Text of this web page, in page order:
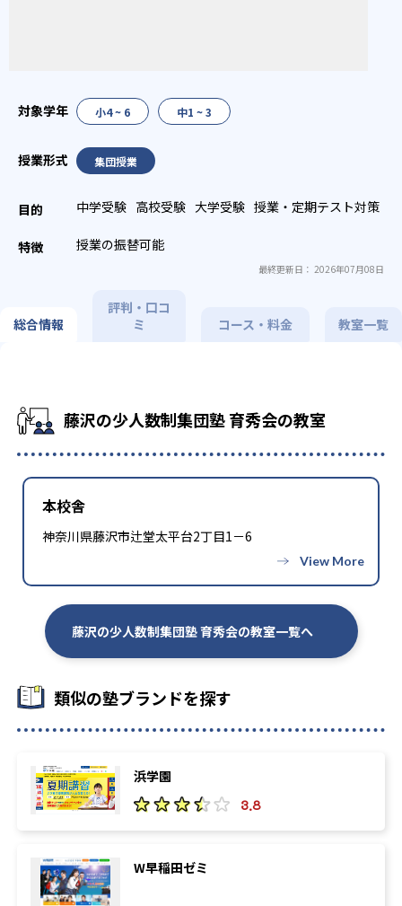
小4 ~ 6 中1 ~ 3
集団授業
中学受験 高校受験 大学受験 授業・定期テスト対策
授業の振替可能
最終更新日： 2026年07月08日
総合情報
評判・口コ
ミ
コース・料金 教室一覧
藤沢の少人数制集団塾 育秀会の教室
本校舎
神奈川県藤沢市辻堂太平台2丁目1－6
藤沢の少人数制集団塾 育秀会の教室一覧へ
類似の塾ブランドを探す
浜学園
3.8
W早稲田ゼミ